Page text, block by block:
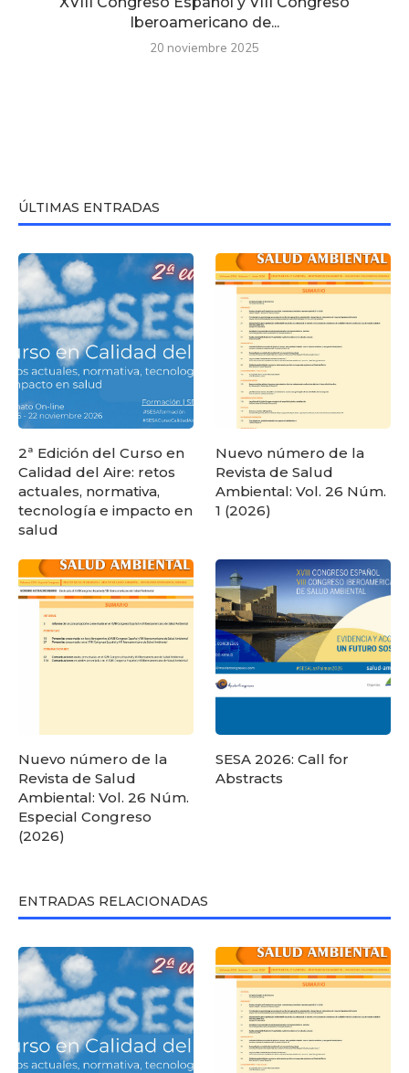
Iberoamericano de...
20 noviembre 2025
ÚLTIMAS ENTRADAS
2ª Edición del Curso en
Calidad del Aire: retos
actuales, normativa,
tecnología e impacto en
salud
Nuevo número de la
Revista de Salud
Ambiental: Vol. 26 Núm.
1 (2026)
Nuevo número de la
Revista de Salud
Ambiental: Vol. 26 Núm.
Especial Congreso
(2026)
SESA 2026: Call for
Abstracts
ENTRADAS RELACIONADAS